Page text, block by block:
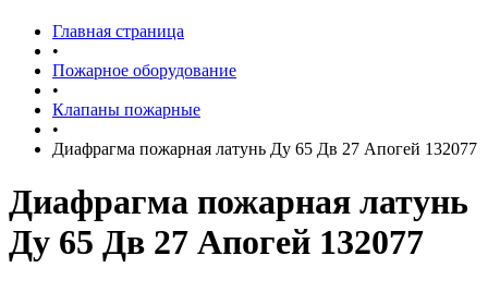
Главная страница
•
Пожарное оборудование
•
Клапаны пожарные
•
Диафрагма пожарная латунь Ду 65 Дв 27 Апогей 132077
Диафрагма пожарная латунь
Ду 65 Дв 27 Апогей 132077